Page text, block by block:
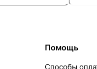
Помощь
Способы